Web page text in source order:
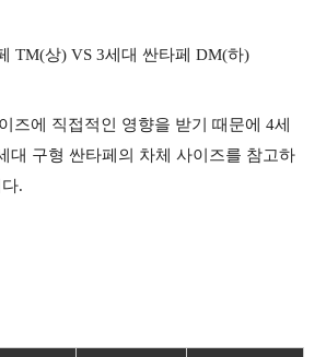
TM(상) VS 3세대 싼타페 DM(하)
즈에 직접적인 영향을 받기 때문에 4세
대 구형 싼타페의 차체 사이즈를 참고하
.